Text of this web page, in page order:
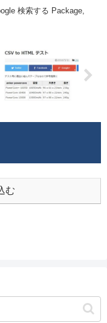
検索する Package,
む